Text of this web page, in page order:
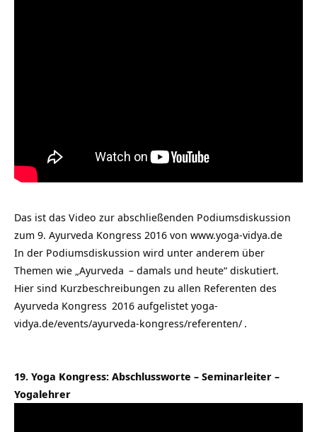
Das ist das Video zur abschließenden Podiumsdiskussion
zum 9. Ayurveda Kongress 2016 von www.yoga-vidya.de
In der Podiumsdiskussion wird unter anderem über
Themen wie „Ayurveda – damals und heute“ diskutiert.
Hier sind Kurzbeschreibungen zu allen Referenten des
Ayurveda Kongress 2016 aufgelistet yoga-
vidya.de/events/ayurveda-kongress/referenten/ .
19. Yoga Kongress: Abschlussworte – Seminarleiter –
Yogalehrer